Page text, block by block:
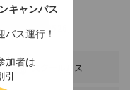
キャンパス
ス運行！
加者は
新田380-3
：0791-46-2526
スクールバス